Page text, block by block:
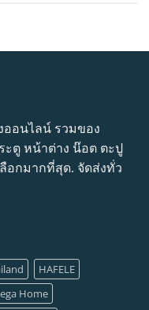
ออนไลน์ รวมของ
ะตู หน้าต่าง น๊อต ตะปู
อกมากที่สุด. จัดส่งทั่ว
HAFELE
Home